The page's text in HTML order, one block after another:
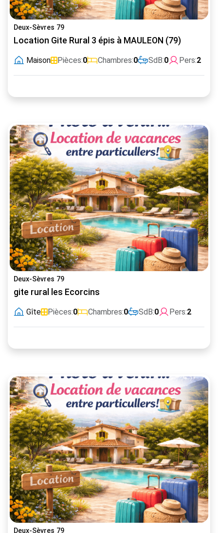
Deux-Sèvres 79
Location Gite Rural 3 épis à MAULEON (79)
Maison Pièces:0 Chambres:0 SdB:0 Pers:2
Deux-Sèvres 79
gite rural les Ecorcins
Gîte Pièces:0 Chambres:0 SdB:0 Pers:2
Deux-Sèvres 79